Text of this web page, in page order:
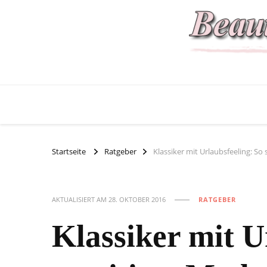
Startseite Ratgeber Klassiker mit Urlaubsfeeling:
AKTUALISIERT AM 28. OKTOBER 2016 RATGEBER
Klassiker mit